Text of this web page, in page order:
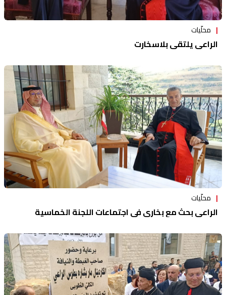
محلّيات
الراعي يلتقي بلاسخارت
محلّيات
الراعي بحث مع بخاري في اجتماعات اللجنة الخماسية